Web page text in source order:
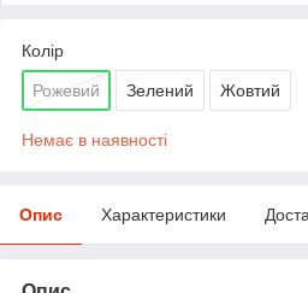
Колір
Рожевий Зелений Жовтий
Немає в наявності
Опис Характеристики